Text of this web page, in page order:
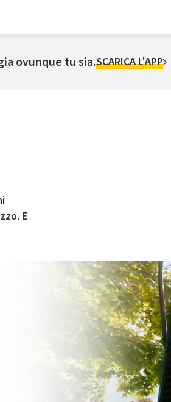
ovunque tu sia.SCARICA L'APP
E
è gestito da Plenitude On The Road